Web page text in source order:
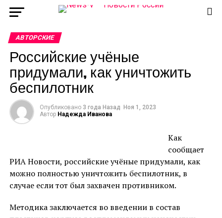
АВТОРСКИЕ
Российские учёные
придумали, как уничтожить
беспилотник
Опубликовано 3 года Назад
Ноя 1, 2023
Автор Надежда Иванова
Как
сообщает
РИА Новости, российские учёные придумали, как
можно полностью уничтожить беспилотник, в
случае если тот был захвачен противником.
Методика заключается во введении в состав